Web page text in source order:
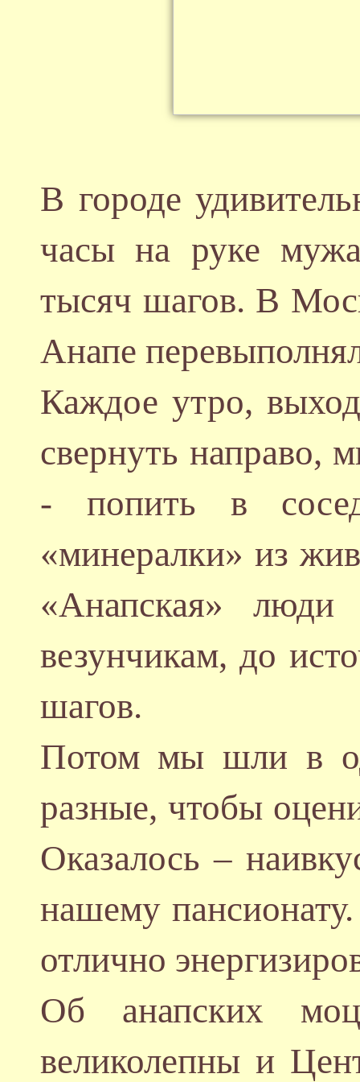
В городе
часы на руке
тысяч шагов. В
Анапе
Каждое утро,
свернуть направо,
- попить в
«минералки» из
«Анапская»
везунчикам, до
шагов.
Потом мы шли в
разные, чтобы
Оказалось –
нашему
отлично
Об анапских
великолепны и